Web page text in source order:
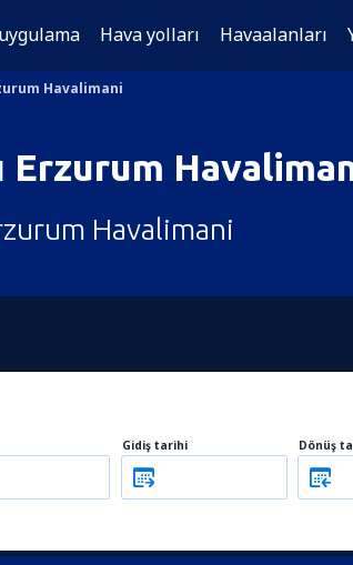
Hava yolları Havaalanları
Havalimani
Erzurum
Havalimani
Gidiş tarihi Dönüş